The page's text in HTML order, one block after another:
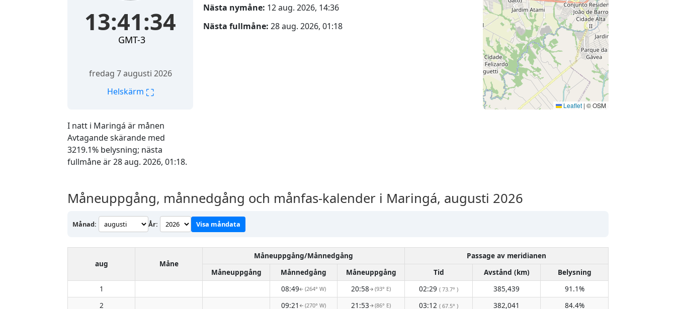
I natt i Maringá är månen
Avtagande skärande med
3219.1% belysning; nästa
fullmåne är 28 aug. 2026, 01:18.
13:41:35
GMT-3
fredag 7 augusti 2026
Helskärm ⛶
Nästa nymåne: 12 aug. 2026, 14:36
Nästa fullmåne: 28 aug. 2026, 01:18
Leaflet | © OSM
Måneuppgång, månnedgång och månfas-kalender i Maringá, augusti 2026
Månad: År: Visa måndata
aug Måne
Måneuppgång/Månnedgång
Passage av meridianen
Måneuppgång
Månnedgång Måneuppgång Tid Avstånd (km)
Belysning
1
08:49↑(264° W) 20:58↑(93° E) 02:29 ( 73.7° ) 385,439
91.1%
2
09:21 ↑ (270° W) 21:53↑(86° E) 03:12 ( 67.5° ) 382,041
84.4%